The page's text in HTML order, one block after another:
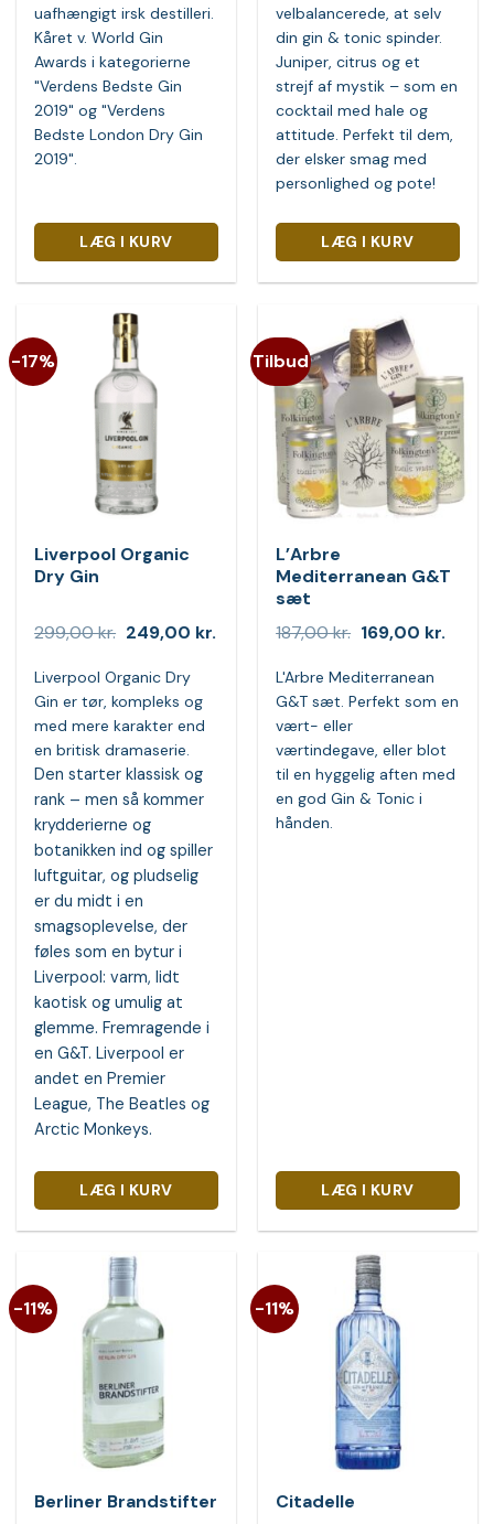
uafhængigt irsk destilleri.
Kåret v. World Gin
Awards i kategorierne
"Verdens Bedste Gin
2019" og "Verdens
Bedste London Dry Gin
2019".
LÆG I KURV
velbalancerede, at selv
din gin & tonic spinder.
Juniper, citrus og et
strejf af mystik – som en
cocktail med hale og
attitude. Perfekt til dem,
der elsker smag med
personlighed og pote!
LÆG I KURV
-17%
Liverpool Organic
Dry Gin
299,00kr. Den
oprindelige
pris
var:
299,00 kr..
249,00 kr.Den
249,00 kr..
Liverpool Organic Dry
Gin er tør, kompleks og
med mere karakter end
en britisk dramaserie.
Den starter klassisk og
rank – men så kommer
krydderierne og
botanikken ind og spiller
luftguitar, og pludselig
er du midt i en
smagsoplevelse, der
føles som en bytur i
Liverpool: varm, lidt
kaotisk og umulig at
glemme. Fremragende i
en G&T. Liverpool er
andet en Premier
League, The Beatles og
Arctic Monkeys.
LÆG I KURV
Tilbud
L’Arbre
Mediterranean G&T
sæt
187,00kr. Den
oprindelige
pris
var:
187,00 kr..
169,00 kr.Den
L'Arbre Mediterranean
G&T sæt. Perfekt som en
vært- eller
værtindegave, eller blot
til en hyggelig aften med
en god Gin & Tonic i
hånden.
LÆG I KURV
-11%
Berliner Brandstifter
-11%
Citadelle